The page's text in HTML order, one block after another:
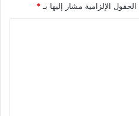
الحقول الإلزامية مشار إليها بـ *